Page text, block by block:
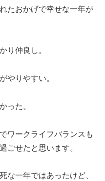
たおかげで幸せな一年が
り仲良し。
やりやすい。
った。
ワークライフバランスも
ごせたと思います。
な一年ではあったけど、